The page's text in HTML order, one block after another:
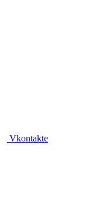
Vkontakte